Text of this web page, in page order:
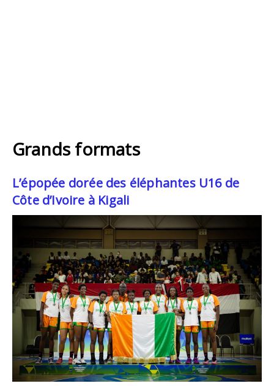
Grands formats
L’épopée dorée des éléphantes U16 de
Côte d’Ivoire à Kigali